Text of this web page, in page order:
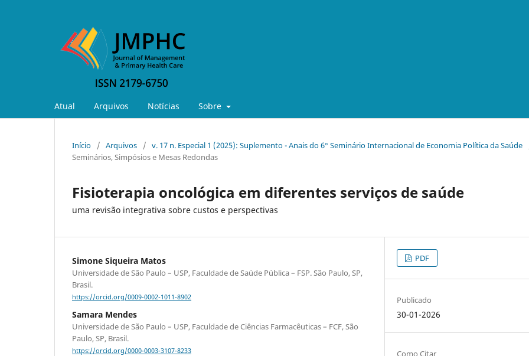
Atual Arquivos Notícias Sobre
Início / Arquivos / v. 17 n. Especial 1 (2025): Suplemento - Anais do 6° Seminário Internacional de Economia Política da Saúde
Seminários, Simpósios e Mesas Redondas
Fisioterapia oncológica em diferentes serviços de saúde
uma revisão integrativa sobre custos e perspectivas
Simone Siqueira Matos
Universidade de São Paulo – USP, Faculdade de Saúde Pública – FSP. São Paulo, SP,
Brasil.
https://orcid.org/0009-0002-1011-8902
Samara Mendes
Universidade de São Paulo – USP, Faculdade de Ciências Farmacêuticas – FCF, São
Paulo, SP, Brasil.
https://orcid.org/0000-0003-3107-8233
PDF
Publicado
30-01-2026
Como Citar